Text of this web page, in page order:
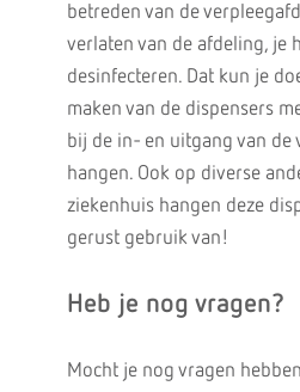
betreden van de
verlaten van de afdeling, je
desinfecteren. Dat kun je
maken van de dispensers
bij de in- en uitgang van de
hangen. Ook op diverse
ziekenhuis hangen deze
gerust gebruik van!
Heb je nog vragen?
Mocht je nog vragen